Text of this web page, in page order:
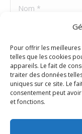
Pour offrir les
telles que les cookies
appareils. Le fait de
traiter des données
uniques sur ce site. Le
consentement peut
et fonctions.
Nom *
Site Web
Poster